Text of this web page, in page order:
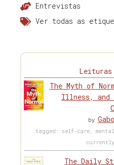
Entrevistas
Ver todas as
The Myth of
Illness, and
by
tagged: self-care,
The Daily